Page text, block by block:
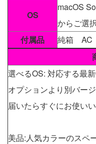
OS
macOS
からご選
付属品
純箱 AC
選べるOS: 対応する最
オプションより別バー
届いたらすぐにお使いい
美品:人気カラーのスペ